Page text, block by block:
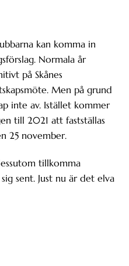
kan komma in
Normala år
på Skånes
Men på grund
inte av. Istället kommer
till 2021 att fastställas
25 november.
tillkomma
sent. Just nu är det elva